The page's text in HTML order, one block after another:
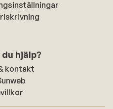
hjälp?
kontakt